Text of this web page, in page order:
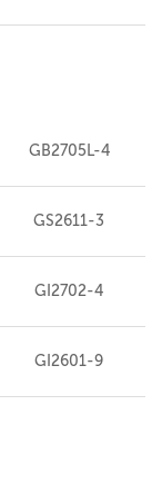
GB2705L-4
GS2611-3
GI2702-4
GI2601-9